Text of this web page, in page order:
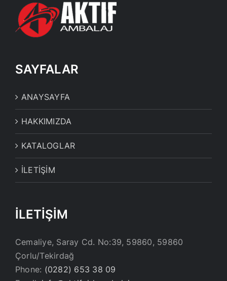
SAYFALAR
ANAYSAYFA
HAKKIMIZDA
KATALOGLAR
İLETİŞİM
İLETİŞİM
Cemaliye, Saray Cd. No:39, 59860, 59860
Çorlu/Tekirdağ
Phone: (0282) 653 38 09